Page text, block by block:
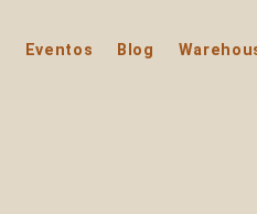
Eventos Blog